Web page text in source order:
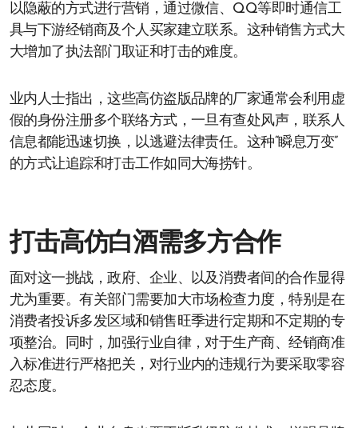
以隐蔽的方式进行营销，通过微信、QQ等即时通信工
具与下游经销商及个人买家建立联系。这种销售方式大
大增加了执法部门取证和打击的难度。
业内人士指出，这些高仿盗版品牌的厂家通常会利用虚
假的身份注册多个联络方式，一旦有查处风声，联系人
信息都能迅速切换，以逃避法律责任。这种“瞬息万变”
的方式让追踪和打击工作如同大海捞针。
打击高仿白酒需多方合作
面对这一挑战，政府、企业、以及消费者间的合作显得
尤为重要。有关部门需要加大市场检查力度，特别是在
消费者投诉多发区域和销售旺季进行定期和不定期的专
项整治。同时，加强行业自律，对于生产商、经销商准
入标准进行严格把关，对行业内的违规行为要采取零容
忍态度。